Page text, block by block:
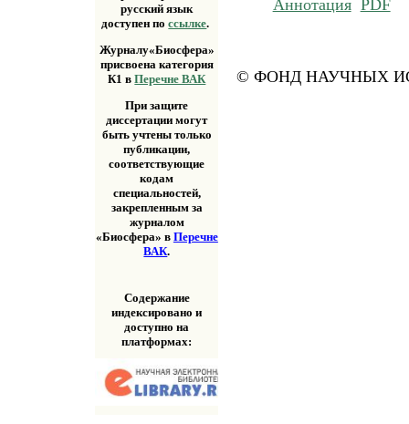
русский язык
доступен поссылке.
Журналу«Биосфера»
присвоена категория
К1 вПеречне ВАК
При защите
диссертации могут
быть учтены только
публикации,
соответствующие
кодам
специальностей,
закрепленным за
журналом
«Биосфера» в Перечне
ВАК.
Содержание
индексировано и
доступно на
платформах:
Аннотация PDF
© ФОНД НАУЧНЫХ